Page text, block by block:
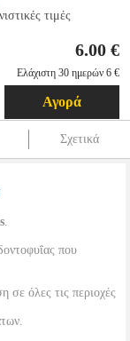
τιμές
6.00 €
Ελάχιστη 30 ημερών 6 €
Αγορά
Σχετικά
.
που
σε όλες τις περιοχές